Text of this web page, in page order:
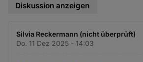
Diskussion anzeigen
Silvia Reckermann (nicht überprüft)
Do. 11 Dez 2025 - 14:03